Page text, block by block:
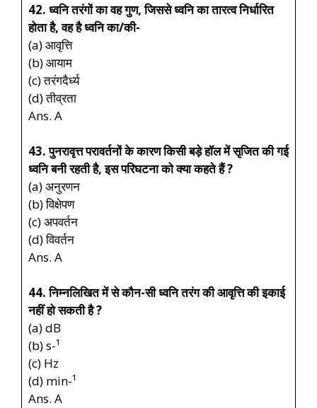
42. ध्वनि तरंगों का वह गुण, जिससे ध्वनि का तारत्व निर्धारित
होता है, वह है ध्वनि का/की-
(a) आवृत्ति
(b) आयाम
(c) तरंगदैर्ध्य
(d) तीव्रता
Ans. A
43. पुनरावृत्त परावर्तनों के कारण किसी बड़े हॉल में सृजित की गई
ध्वनि बनी रहती है, इस परिघटना को क्या कहते हैं ?
(a) अनुरणन
(b) विक्षेपण
(c) अपवर्तन
(d) विवर्तन
Ans. A
44. निम्नलिखित में से कौन-सी ध्वनि तरंग की आवृत्ति की इकाई
नहीं हो सकती है ?
(a) dB
(b) s-¹
(c) Hz
(d) min-¹
Ans. A